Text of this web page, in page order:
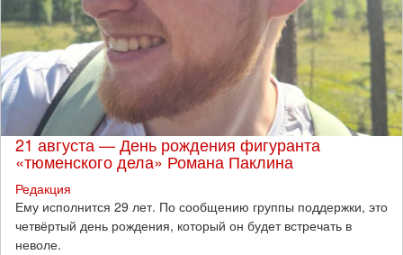
21 августа — День рождения фигуранта
«тюменского дела» Романа Паклина
Редакция
Ему исполнится 29 лет. По сообщению группы поддержки, это
четвёртый день рождения, который он будет встречать в
неволе.